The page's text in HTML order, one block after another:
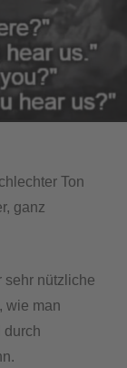
Ton
ganz
sehr nützliche
wie man
durch